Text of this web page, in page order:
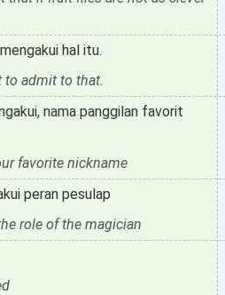
hal itu.
to admit to that.
nama panggilan favorit
favorite nickname
peran pesulap
role of the magician